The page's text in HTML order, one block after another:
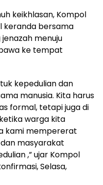
keikhlasan, Kompol
keranda bersama
menuju
ke tempat
kepedulian dan
manusia. Kita harus
formal, tetapi juga di
warga kita
kami mempererat
masyarakat
,” ujar Kompol
Selasa,